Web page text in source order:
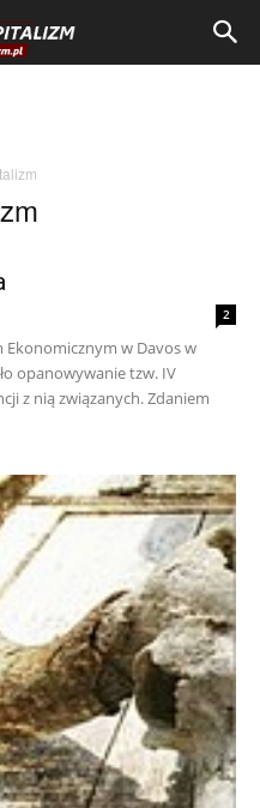
2
w Davos w
opanowywanie tzw. IV
z nią związanych. Zdaniem